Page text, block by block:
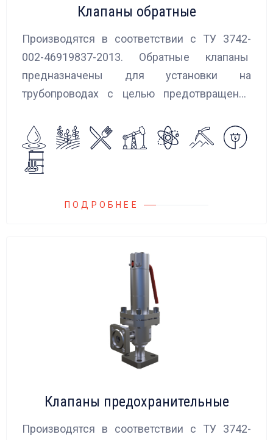
Клапаны обратные
Производятся в соответствии с ТУ 3742-
002-46919837-2013. Обратные клапаны
предназначены для установки на
трубопроводах с целью предотвращения
агрессивных жидкостей, эмульсий,
суспензий и пропуска их в прямом
направлении.
ПОДРОБНЕЕ
Клапаны предохранительные
Производятся в соответствии с ТУ 3742-